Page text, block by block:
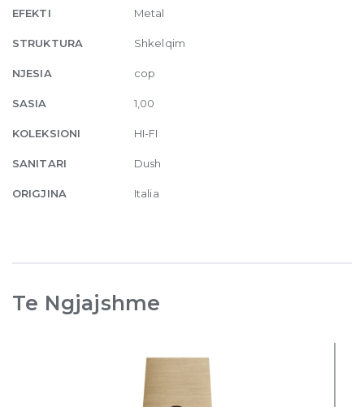
Warm
quantity
EFEKTI Metal
STRUKTURA Shkelqim
NJESIA cop
SASIA 1,00
KOLEKSIONI HI-FI
SANITARI Dush
ORIGJINA Italia
Te Ngjajshme